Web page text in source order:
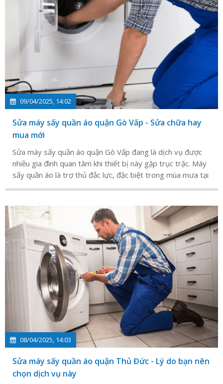
09/04/2025, 14:02
Sửa máy sấy quần áo quận Gò Vấp - Sửa chữa hay
mua mới
Sửa máy sấy quần áo quận Gò Vấp đang là dịch vụ được
nhiều gia đình quan tâm khi thiết bị này gặp trục trặc. Máy
sấy quần áo là trợ thủ đắc lực, đặc biệt trong mùa mưa tại
TP.HCM.
08/04/2025, 14:03
Sửa máy sấy quần áo quận Thủ Đức - Lý do bạn nên
chọn dịch vụ này